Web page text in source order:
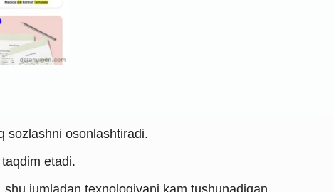
sozlashni osonlashtiradi.
etadi.
jumladan texnologiyani kam tushunadigan